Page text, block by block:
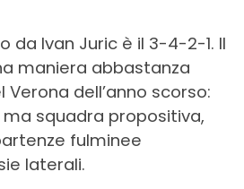
da Ivan Juric è il 3-4-2-1. Il
maniera abbastanza
dell’anno scorso:
squadra propositiva,
fulminee
laterali.